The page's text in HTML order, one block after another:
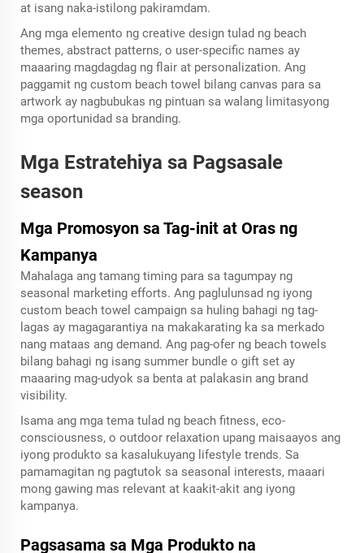
at isang naka-istilong pakiramdam.
Ang mga elemento ng creative design tulad ng beach
themes, abstract patterns, o user-specific names ay
maaaring magdagdag ng flair at personalization. Ang
paggamit ng custom beach towel bilang canvas para sa
artwork ay nagbubukas ng pintuan sa walang limitasyong
mga oportunidad sa branding.
Mga Estratehiya sa Pagsasale
season
Mga Promosyon sa Tag-init at Oras ng
Kampanya
Mahalaga ang tamang timing para sa tagumpay ng
seasonal marketing efforts. Ang paglulunsad ng iyong
custom beach towel campaign sa huling bahagi ng tag-
lagas ay magagarantiya na makakarating ka sa merkado
nang mataas ang demand. Ang pag-ofer ng beach towels
bilang bahagi ng isang summer bundle o gift set ay
maaaring mag-udyok sa benta at palakasin ang brand
visibility.
Isama ang mga tema tulad ng beach fitness, eco-
consciousness, o outdoor relaxation upang maisaayos ang
iyong produkto sa kasalukuyang lifestyle trends. Sa
pamamagitan ng pagtutok sa seasonal interests, maaari
mong gawing mas relevant at kaakit-akit ang iyong
kampanya.
Pagsasama sa Mga Produkto na